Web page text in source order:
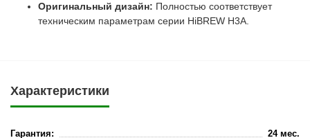
Оригинальный дизайн: Полностью соответствует
техническим параметрам серии HiBREW H3A.
Характеристики
Гарантия: 24 мес.